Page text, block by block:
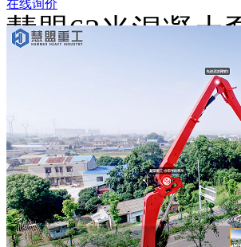
在线询价
慧盟63米混凝土
围广，动力性
金板材，焊缝无